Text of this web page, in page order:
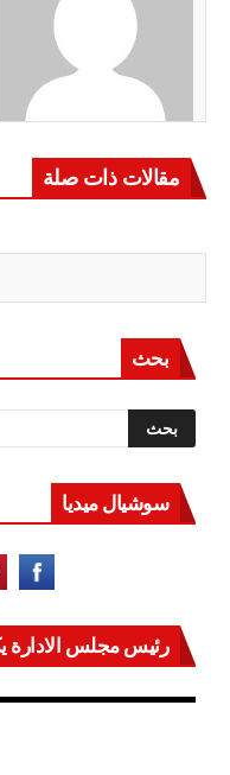
مقالات ذات صلة
بحث
سوشيال ميديا
رئيس مجلس الادارة
مصر تعيد للعالم اتزانه